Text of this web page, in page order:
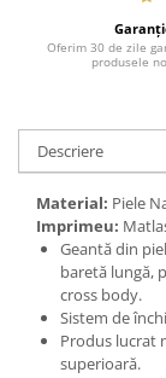
Oferim 30 de zile
produsele
Descriere
Material: Piele
Imprimeu:
Geantă din
baretă lungă,
cross body.
Sistem de
Produs lucrat
superioară.